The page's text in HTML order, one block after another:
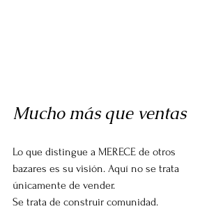
Mucho más que ventas
Lo que distingue a MERECE de otros
bazares es su visión. Aquí no se trata
únicamente de vender.
Se trata de construir comunidad.